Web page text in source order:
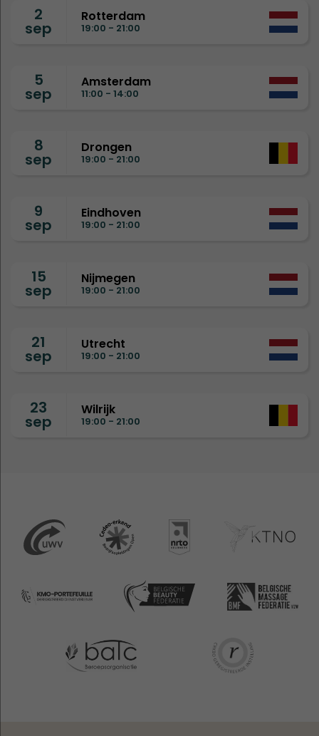
2
sep
Rotterdam
19:00 - 21:00
5
sep
Amsterdam
11:00 - 14:00
8
sep
Drongen
19:00 - 21:00
9
sep
Eindhoven
19:00 - 21:00
15
sep
Nijmegen
19:00 - 21:00
21
sep
Utrecht
19:00 - 21:00
23
sep
Wilrijk
19:00 - 21:00